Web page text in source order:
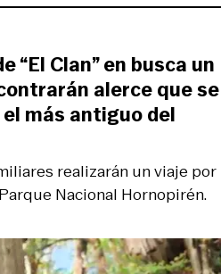
realizarán un viaje por
Nacional Hornopirén.
“El Clan” en busca un
alerce que se
más antiguo del